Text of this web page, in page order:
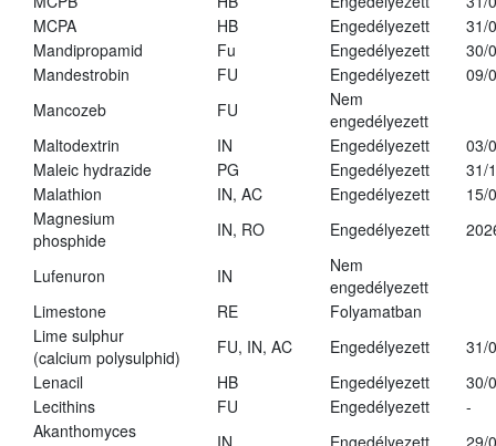
MCPA
HB Engedélyezett
31/
Mandipropamid
Fu Engedélyezett
30/
Mandestrobin
FU Engedélyezett
09/
Mancozeb
FU
Nem
engedélyezett
Maltodextrin
IN Engedélyezett
03/
Maleic hydrazide
PG Engedélyezett
31/
Malathion
IN, AC Engedélyezett
15/
Magnesium
phosphide
IN, RO Engedélyezett
Lufenuron IN
Nem
engedélyezett
Limestone
RE
Folyamatban
Lime sulphur
(calcium polysulphid)
FU, IN, AC Engedélyezett
31/
Lenacil
HB Engedélyezett
30/
Lecithins
FU Engedélyezett
-
Akanthomyces